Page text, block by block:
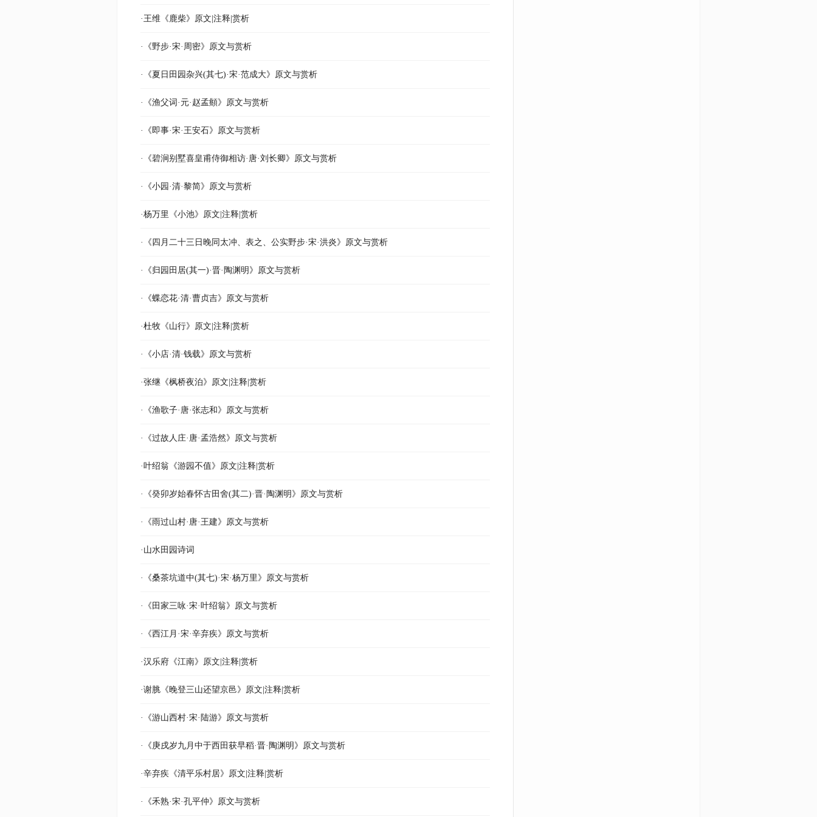
·王维《鹿柴》原文|注释|赏析
·《野步·宋·周密》原文与赏析
·《夏日田园杂兴(其七)·宋·范成大》原文与赏析
·《渔父词·元·赵孟頫》原文与赏析
·《即事·宋·王安石》原文与赏析
·《碧涧别墅喜皇甫侍御相访·唐·刘长卿》原文与赏析
·《小园·清·黎简》原文与赏析
·杨万里《小池》原文|注释|赏析
·《四月二十三日晚同太冲、表之、公实野步·宋·洪炎》原文与赏析
·《归园田居(其一)·晋·陶渊明》原文与赏析
·《蝶恋花·清·曹贞吉》原文与赏析
·杜牧《山行》原文|注释|赏析
·《小店·清·钱载》原文与赏析
·张继《枫桥夜泊》原文|注释|赏析
·《渔歌子·唐·张志和》原文与赏析
·《过故人庄·唐·孟浩然》原文与赏析
·叶绍翁《游园不值》原文|注释|赏析
·《癸卯岁始春怀古田舍(其二)·晋·陶渊明》原文与赏析
·《雨过山村·唐·王建》原文与赏析
·山水田园诗词
·《桑茶坑道中(其七)·宋·杨万里》原文与赏析
·《田家三咏·宋·叶绍翁》原文与赏析
·《西江月·宋·辛弃疾》原文与赏析
·汉乐府《江南》原文|注释|赏析
·谢脁《晚登三山还望京邑》原文|注释|赏析
·《游山西村·宋·陆游》原文与赏析
·《庚戌岁九月中于西田获早稻·晋·陶渊明》原文与赏析
·辛弃疾《清平乐村居》原文|注释|赏析
·《禾熟·宋·孔平仲》原文与赏析